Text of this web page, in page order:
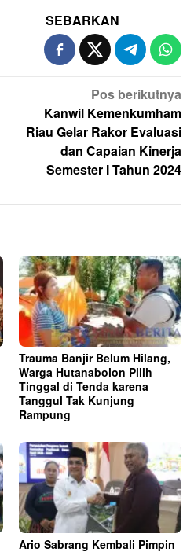
SEBARKAN
Pos berikutnya
Kanwil Kemenkumham
Riau Gelar Rakor Evaluasi
dan Capaian Kinerja
Semester I Tahun 2024
Trauma Banjir Belum Hilang,
Warga Hutanabolon Pilih
Tinggal di Tenda karena
Tanggul Tak Kunjung
Rampung
Ario Sabrang Kembali Pimpin